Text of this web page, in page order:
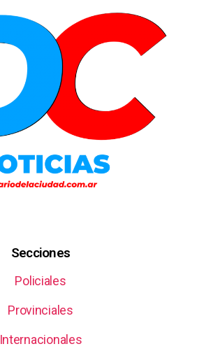
Secciones
Policiales
Provinciales
Internacionales